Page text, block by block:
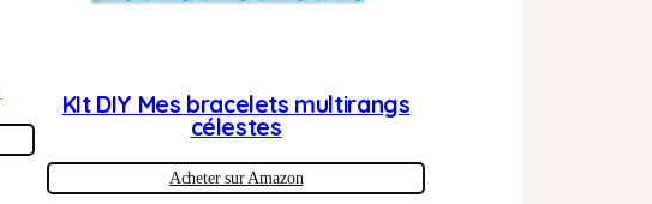
KIt DIY Mes bracelets multirangs
célestes
Acheter sur Amazon